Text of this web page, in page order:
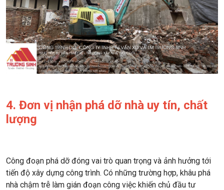
4. Đơn vị nhận phá dỡ nhà uy tín, chất
lượng
Công đoạn phá dỡ đóng vai trò quan trọng và ảnh hưởng tới
tiến độ xây dựng công trình. Có những trường hợp, khâu phá
nhà chậm trễ làm gián đoạn công việc khiến chủ đầu tư